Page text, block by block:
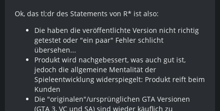
Ok, das tl;dr des Statements von R* ist also:
Die haben die veröffentlichte Version nicht richtig
getestet oder "ein paar" Fehler schlicht
übersehen...
Produkt wird nachgebessert, was auch gut ist,
jedoch die allgemeine Mentalität der
Spieleentwicklung widerspiegelt: Produkt reift beim
Kunden
Die "originalen"/ursprünglichen GTA Versionen
(GTA 3, VC und SA) sind wieder käuflich zu